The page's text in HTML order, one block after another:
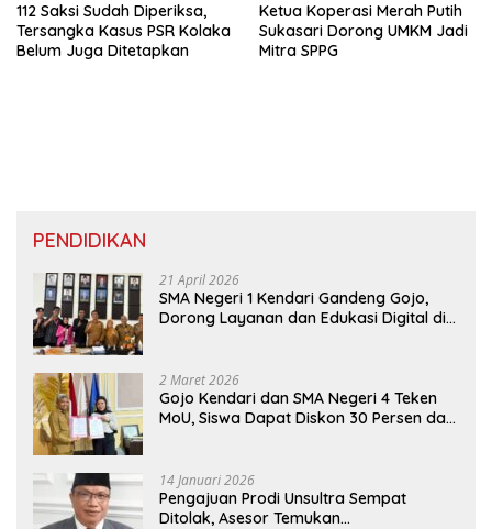
112 Saksi Sudah Diperiksa,
Tersangka Kasus PSR Kolaka
Belum Juga Ditetapkan
Ketua Koperasi Merah Putih
Sukasari Dorong UMKM Jadi
Mitra SPPG
PENDIDIKAN
21 April 2026
SMA Negeri 1 Kendari Gandeng Gojo,
Dorong Layanan dan Edukasi Digital di
2 Maret 2026
Gojo Kendari dan SMA Negeri 4 Teken
MoU, Siswa Dapat Diskon 30 Persen dan
14 Januari 2026
Pengajuan Prodi Unsultra Sempat
Ditolak, Asesor Temukan